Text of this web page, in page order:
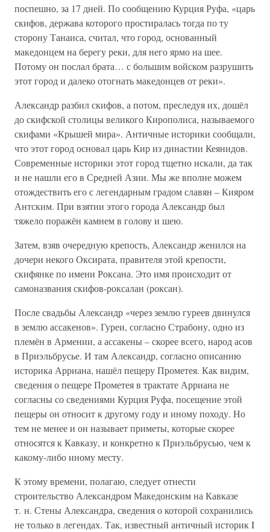
поспешно, за 17 дней. По сообщению Курция Руфа, «царь
скифов, держава которого простиралась тогда по ту
сторону Танаиса, считал, что город, основанный
македонцем на берегу реки, для него ярмо на шее.
Потому он послал брата… с большим войском разрушить
этот город и далеко отогнать македонцев от реки».
Александр разбил скифов, а потом, преследуя их, дошёл
до скифской столицы великого Кирополиса, называемого
скифами «Крышей мира». Античные историки сообщали,
что этот город основал царь Кир из династии Кеянидов.
Современные историки этот город тщетно искали, да так
и не нашли его в Средней Азии. Мы же вполне можем
отождествить его с легендарным градом славян – Кияром
Антским. При взятии этого города Александр был
тяжело поражён камнем в голову и шею.
Затем, взяв очередную крепость, Александр женился на
дочери некого Оксирата, правителя этой крепости,
скифянке по имени Роксана. Это имя происходит от
самоназвания скифов-роксалан (роксан).
После свадьбы Александр «через землю гуреев двинулся
в землю ассакенов». Гуреи, согласно Страбону, одно из
племён в Армении, а ассакены – скорее всего, народ асов
в Приэльбрусье. И там Александр, согласно описанию
историка Арриана, нашёл пещеру Прометея. Как видим,
сведения о пещере Прометея в трактате Арриана не
согласны со сведениями Курция Руфа, посещение этой
пещеры он относит к другому году и иному походу. Но
тем не менее и он называет приметы, которые скорее
относятся к Кавказу, и конкретно к Приэльбрусью, чем к
какому-либо иному месту.
К этому времени, полагаю, следует отнести
строительство Александром Македонским на Кавказе
т. н. Стены Александра, сведения о которой сохранились
не только в легендах. Так, известный античный историк I